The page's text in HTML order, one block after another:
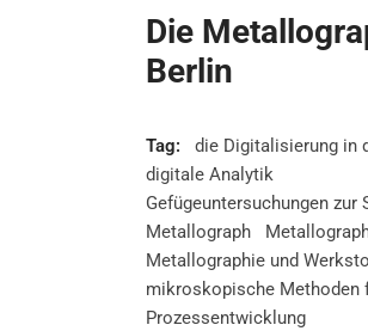
Die
Berlin
Tag:
die Digitalisierung in
digitale Analytik
Gefügeuntersuchungen zur
Metallograph
Metallographie und
mikroskopische Methoden
Prozessentwicklung